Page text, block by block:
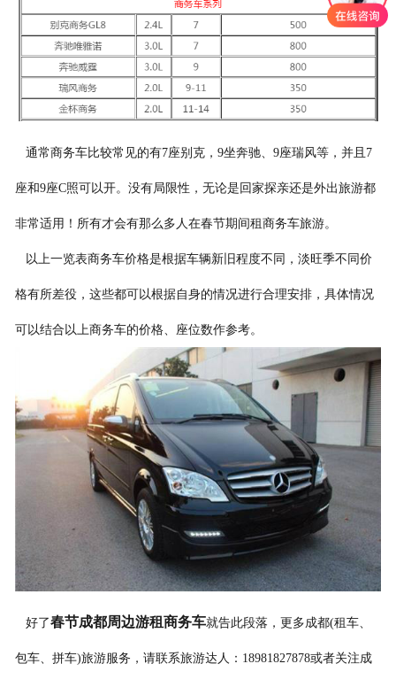
通常商务车比较常见的有7座别克，9坐奔驰、9座瑞风等，并且7
座和9座C照可以开。没有局限性，无论是回家探亲还是外出旅游都
非常适用！所有才会有那么多人在春节期间租商务车旅游。
以上一览表商务车价格是根据车辆新旧程度不同，淡旺季不同价
格有所差役，这些都可以根据自身的情况进行合理安排，具体情况
可以结合以上商务车的价格、座位数作参考。
好了春节成都周边游租商务车就告此段落，更多成都(租车、
包车、拼车)旅游服务，请联系旅游达人：18981827878或者关注成